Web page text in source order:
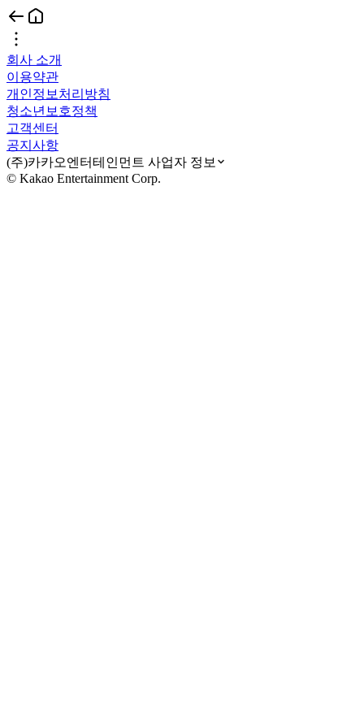
회사 소개
이용약관
개인정보처리방침
청소년보호정책
고객센터
공지사항
(주)카카오엔터테인먼트 사업자 정보
© Kakao Entertainment Corp.